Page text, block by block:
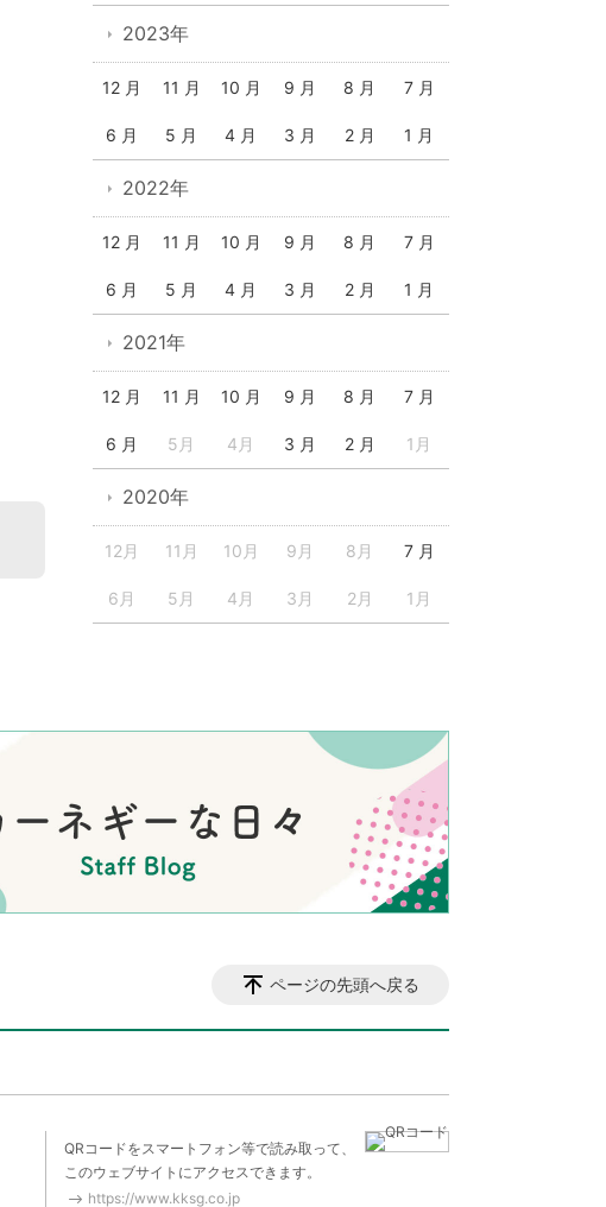
2023年
12 月 11 月 10 月 9 月 8 月 7 月
6 月 5 月 4 月 3 月 2 月 1 月
2022年
12 月 11 月 10 月 9 月 8 月 7 月
6 月 5 月 4 月 3 月 2 月 1 月
2021年
12 月 11 月 10 月 9 月 8 月 7 月
6 月 5月 4月 3 月 2 月 1月
2020年
12月 11月 10月 9月 8月 7 月
6月 5月 4月 3月 2月 1月
ページの先頭へ戻る
QRコードをスマートフォン等で読み取って、
このウェブサイトにアクセスできます。
https://www.kksg.co.jp